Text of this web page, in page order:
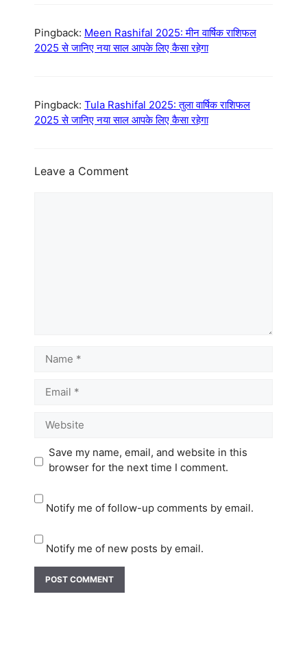
Pingback: Meen Rashifal 2025: मीन वार्षिक राशिफल
2025 से जानिए नया साल आपके लिए कैसा रहेगा
Pingback: Tula Rashifal 2025: तुला वार्षिक राशिफल
2025 से जानिए नया साल आपके लिए कैसा रहेगा
Leave a Comment
Name
Email
Website
Save my name, email, and website in this
browser for the next time I comment.
Notify me of follow-up comments by email.
Notify me of new posts by email.